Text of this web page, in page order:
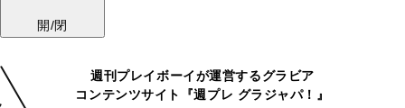
開/閉
週刊プレイボーイが運営するグラビア
コンテンツサイト『週プレ グラジャパ！』